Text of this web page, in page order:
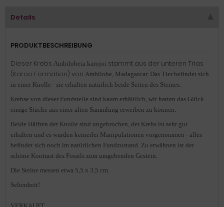
Details
PRODUKTBESCHREIBUNG
Dieser Krebs Ambilobeia karojoi stammt aus der unteren Trias
(Karoo Formation) von Ambilobe, Madagascar. Das Tier befindet sich
in einer Knolle - sie erhalten natürlich beide Seiten des Steines.
Krebse von dieser Fundstelle sind kaum erhältlich, wir hatten das Glück
einige Stücke aus einer alten Sammlung erwerben zu können.
Beide Hälften der Knolle sind ungebrochen, der Krebs ist sehr gut
erhalten und es wurden keinerlei Manipulationen vorgenommen - alles
befindet sich noch im natürlichen Fundzustand. Zu erwähnen ist der
schöne Kontrast des Fossils zum umgebenden Gestein.
Die Steine messen etwa 5,5 x 3,5 cm.
Seltenheit!